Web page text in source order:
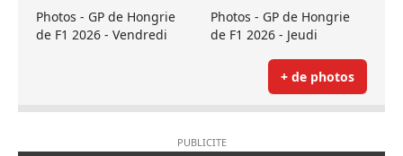
Photos - GP de Hongrie
de F1 2026 - Vendredi
Photos - GP de Hongrie
de F1 2026 - Jeudi
+ de photos